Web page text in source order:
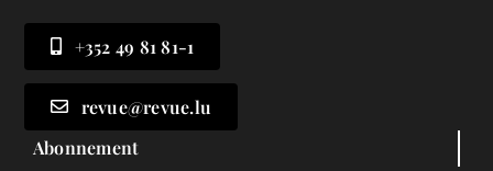
+352 49 81 81-1
revue@revue.lu
Abonnement